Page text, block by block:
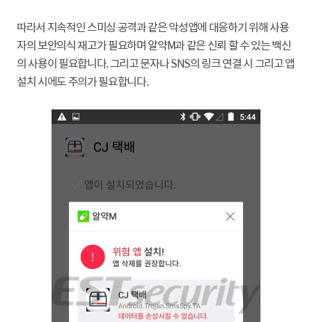
따라서 지속적인 스미싱 공격과 같은 악성앱에 대응하기 위해 사용
자의 보안의식 재고가 필요하며 알약M과 같은 신뢰 할 수 있는 백신
의 사용이 필요합니다. 그리고문자나SNS의 링크 연결 시 그리고 앱
설치 시에도 주의가 필요합니다.